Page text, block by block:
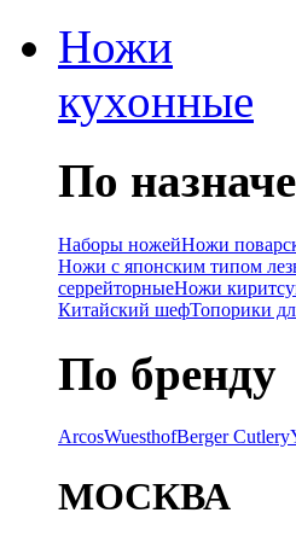
Ножи
кухонные
По
Наборы ножейНожи
Ножи с японским типом
серрейторныеНожи
Китайский шефТопорики
По бренду
ArcosWuesthofBerger Cutlery
МОСКВА